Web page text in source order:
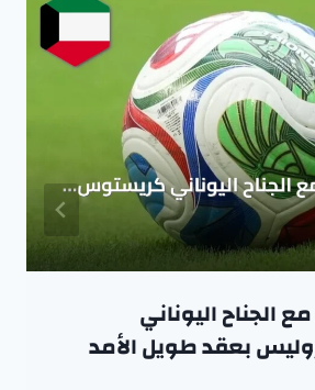
الجناح اليوناني
بعقد طويل الأمد